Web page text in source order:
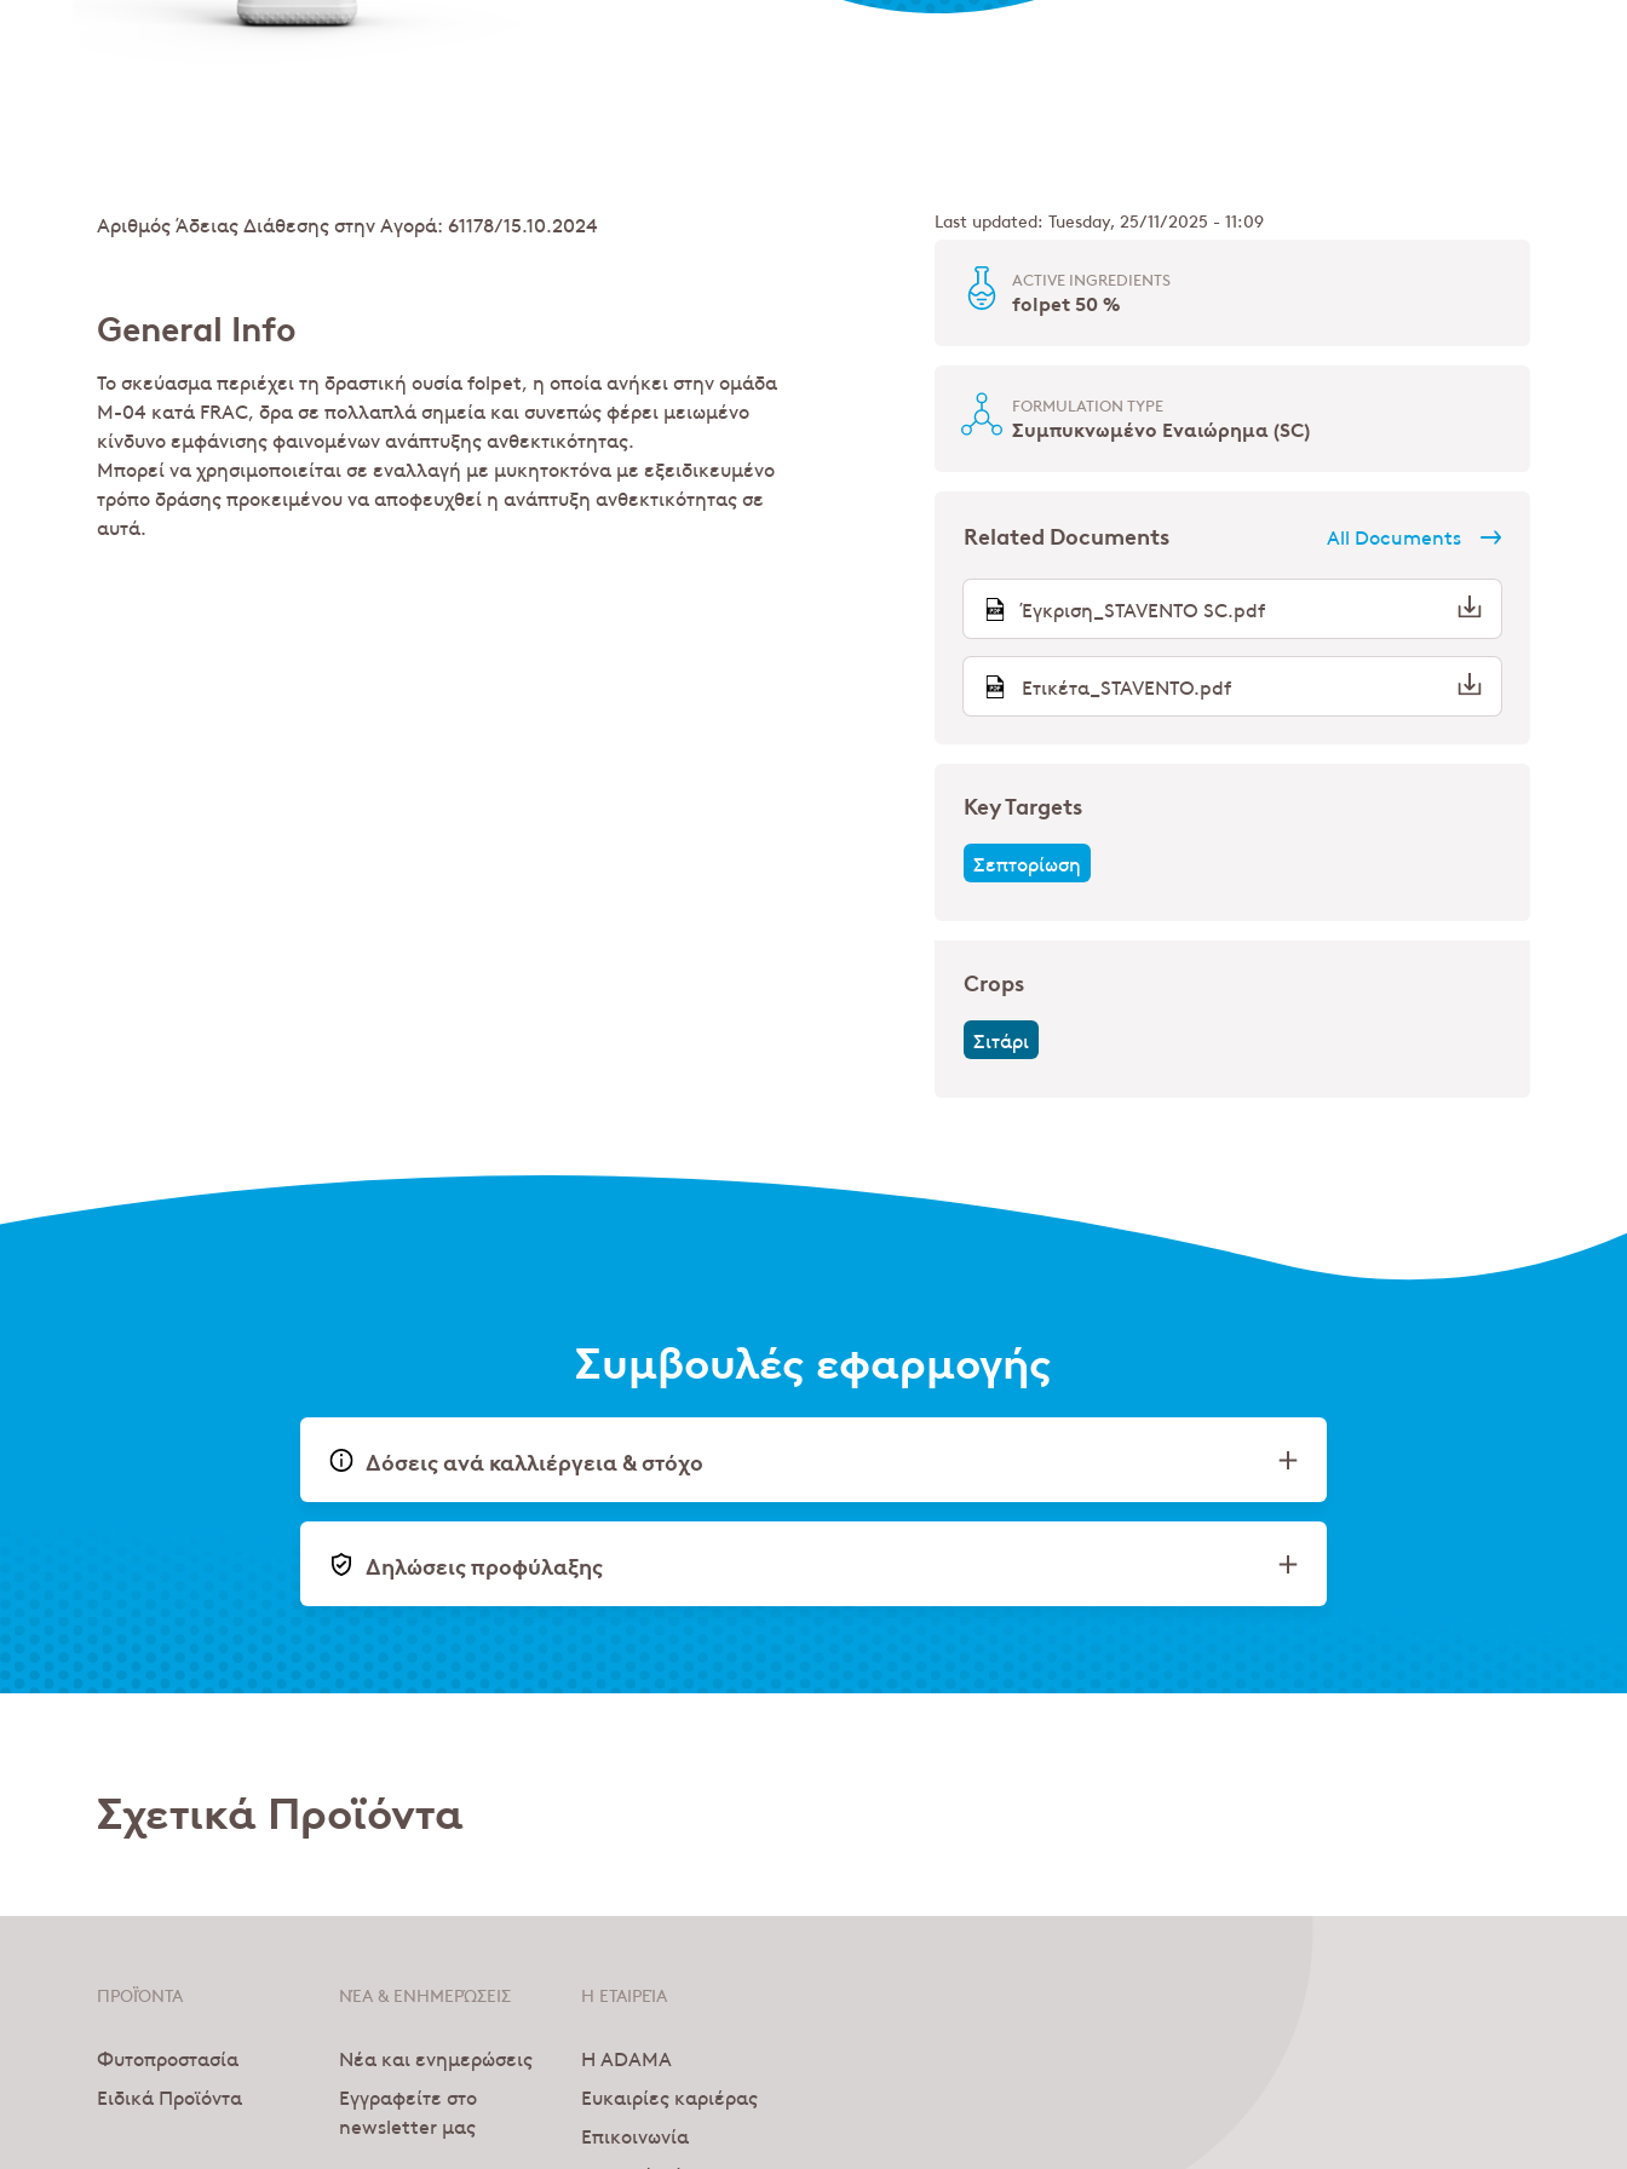
Last updated: Tuesday, 25/11/2025 - 11:09
Αριθμός Άδειας Διάθεσης στην Αγορά: 61178/15.10.2024
General Info
Το σκεύασμα περιέχει τη δραστική ουσία folpet, η οποία ανήκει στην ομάδα
Μ-04 κατά FRAC, δρα σε πολλαπλά σημεία και συνεπώς φέρει μειωμένο
κίνδυνο εμφάνισης φαινομένων ανάπτυξης ανθεκτικότητας.
Μπορεί να χρησιμοποιείται σε εναλλαγή με μυκητοκτόνα με εξειδικευμένο
τρόπο δράσης προκειμένου να αποφευχθεί η ανάπτυξη ανθεκτικότητας σε
αυτά.
ACTIVE INGREDIENTS
folpet 50 %
FORMULATION TYPE
Συμπυκνωμένο Εναιώρημα (SC)
Related Documents All Documents
Έγκριση_STAVENTO SC.pdf
Ετικέτα_STAVENTO.pdf
Key Targets
Σεπτορίωση
Crops
Σιτάρι
Συμβουλές εφαρμογής
Δόσεις ανά καλλιέργεια & στόχο
Δηλώσεις προφύλαξης
Σχετικά Προϊόντα
Footer
ΠΡΟΪΌΝΤΑ
Φυτοπροστασία
Ειδικά Προϊόντα
ΝΈΑ & ΕΝΗΜΕΡΏΣΕΙΣ
Νέα και ενημερώσεις
Εγγραφείτε στο
newsletter μας
Η ΕΤΑΙΡΕΊΑ
Η ADAMA
Ευκαιρίες καριέρας
Επικοινωνία